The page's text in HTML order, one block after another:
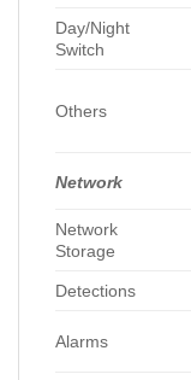
Day/Night
Switch
Others
Network
Network
Storage
Detections
Alarms